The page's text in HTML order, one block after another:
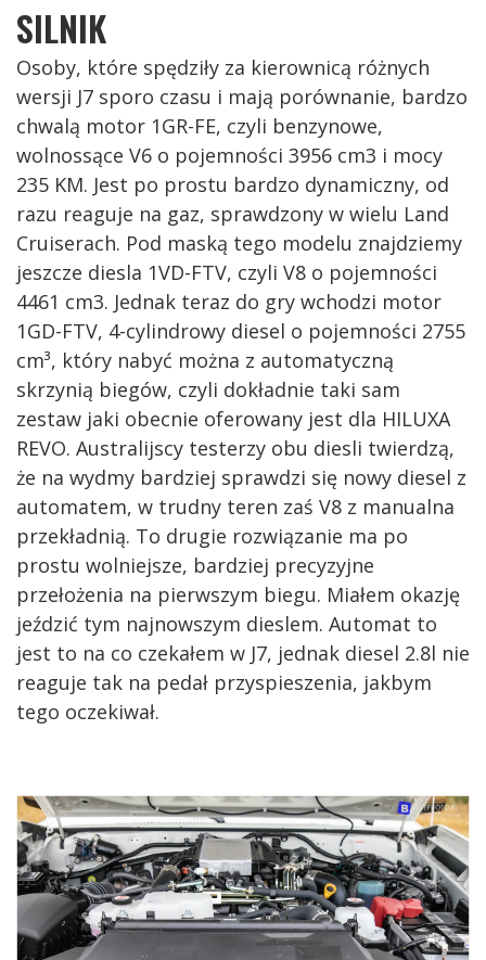
SILNIK
Osoby, które spędziły za kierownicą różnych
wersji J7 sporo czasu i mają porównanie, bardzo
chwalą motor 1GR-FE, czyli benzynowe,
wolnossące V6 o pojemności 3956 cm3 i mocy
235 KM. Jest po prostu bardzo dynamiczny, od
razu reaguje na gaz, sprawdzony w wielu Land
Cruiserach. Pod maską tego modelu znajdziemy
jeszcze diesla 1VD-FTV, czyli V8 o pojemności
4461 cm3. Jednak teraz do gry wchodzi motor
1GD-FTV, 4-cylindrowy diesel o pojemności 2755
cm³, który nabyć można z automatyczną
skrzynią biegów, czyli dokładnie taki sam
zestaw jaki obecnie oferowany jest dla HILUXA
REVO. Australijscy testerzy obu diesli twierdzą,
że na wydmy bardziej sprawdzi się nowy diesel z
automatem, w trudny teren zaś V8 z manualna
przekładnią. To drugie rozwiązanie ma po
prostu wolniejsze, bardziej precyzyjne
przełożenia na pierwszym biegu. Miałem okazję
jeździć tym najnowszym dieslem. Automat to
jest to na co czekałem w J7, jednak diesel 2.8l nie
reaguje tak na pedał przyspieszenia, jakbym
tego oczekiwał.